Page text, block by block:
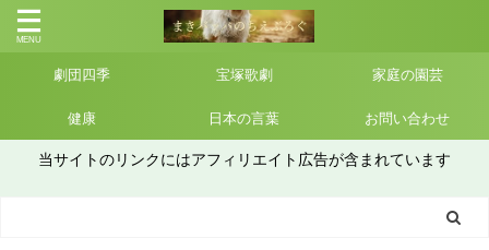
劇団四季 宝塚歌劇 家庭の園芸
健康 日本の言葉 お問い合わせ
当サイトのリンクにはアフィリエイト広告が含まれています